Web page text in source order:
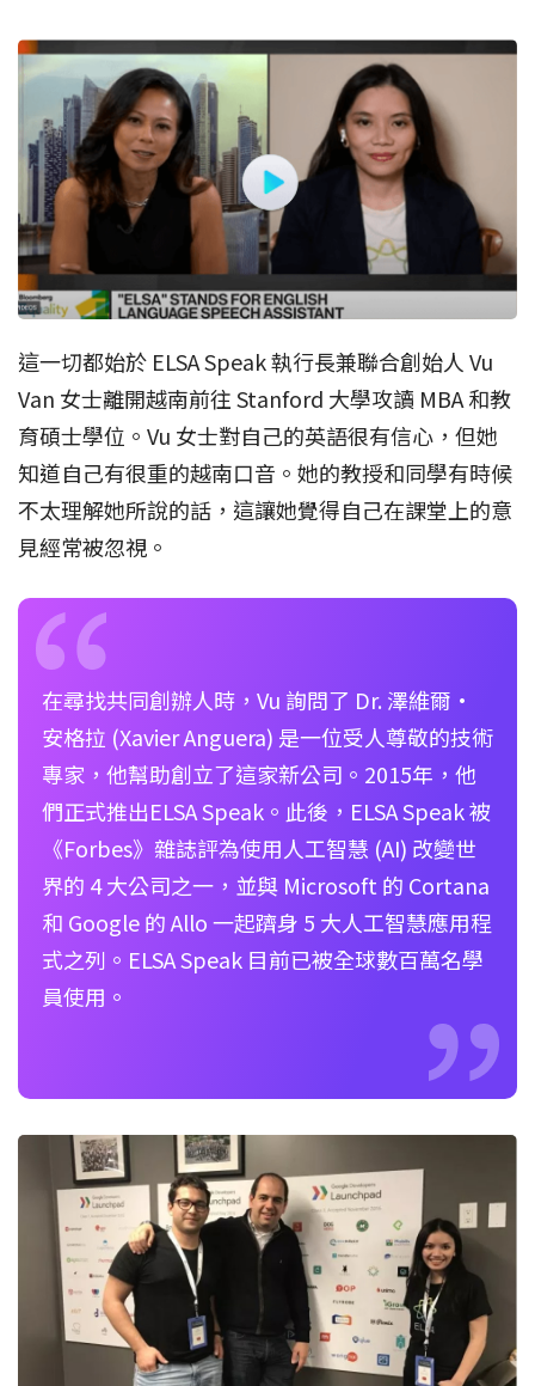
這一切都始於 ELSA Speak 執行長兼聯合創始人 Vu
Van 女士離開越南前往 Stanford 大學攻讀 MBA 和教
育碩士學位。Vu 女士對自己的英語很有信心，但她
知道自己有很重的越南口音。她的教授和同學有時候
不太理解她所說的話，這讓她覺得自己在課堂上的意
見經常被忽視。
在尋找共同創辦人時，Vu 詢問了 Dr. 澤維爾·
安格拉 (Xavier Anguera) 是一位受人尊敬的技術
專家，他幫助創立了這家新公司。2015年，他
們正式推出ELSA Speak。此後，ELSA Speak 被
《Forbes》雜誌評為使用人工智慧 (AI) 改變世
界的 4 大公司之一，並與 Microsoft 的 Cortana
和 Google 的 Allo 一起躋身 5 大人工智慧應用程
式之列。ELSA Speak 目前已被全球數百萬名學
員使用。